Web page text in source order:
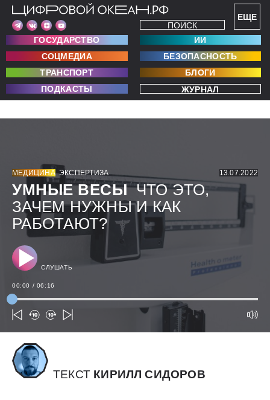
ЕЩЕ
ПОИСК
ГОСУДАРСТВО
ИИ
СОЦМЕДИА
БЕЗОПАСНОСТЬ
ТРАНСПОРТ
БЛОГИ
ПОДКАСТЫ
ЖУРНАЛ
МЕДИЦИНА ЭКСПЕРТИЗА 13.07.2022
УМНЫЕ ВЕСЫЧТО ЭТО,
ЗАЧЕМ НУЖНЫ И КАК
РАБОТАЮТ?
СЛУШАТЬ
00:00 / 06:16
ТЕКСТ КИРИЛЛ СИДОРОВ